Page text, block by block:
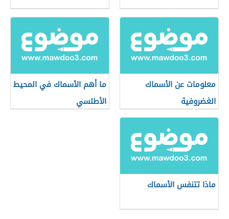
معلومات عن الأسماك
الغضروفية
ما أهم الأسماك في المحيط
الأطلسي
ماذا تتنفس الأسماك